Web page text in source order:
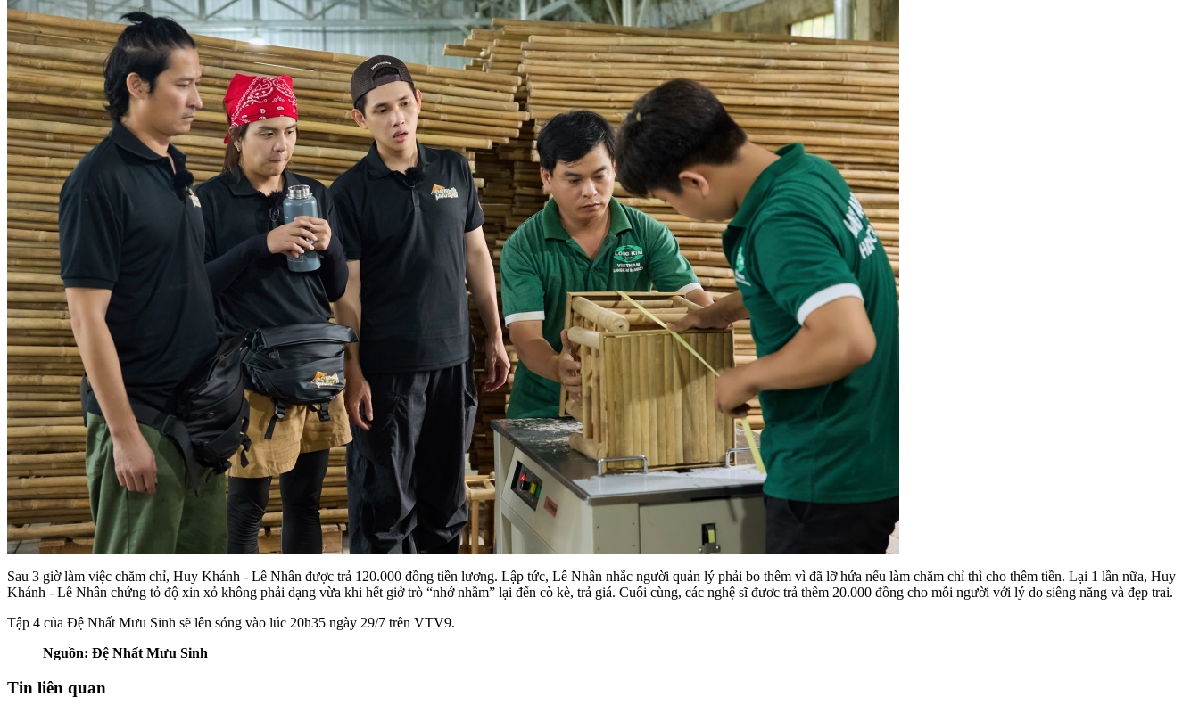
Sau 3 giờ làm việc chăm chỉ, Huy Khánh - Lê Nhân được trả 120.000 đồng tiền lương. Lập tức, Lê Nhân nhắc người quản lý phải bo thêm vì đã lỡ hứa nếu làm chăm chỉ thì cho thêm tiền. Lại 1 lần nữa, Huy
Khánh - Lê Nhân chứng tỏ độ xin xỏ không phải dạng vừa khi hết giở trò “nhớ nhầm” lại đến cò kè, trả giá. Cuối cùng, các nghệ sĩ đươc trả thêm 20.000 đồng cho mỗi người với lý do siêng năng và đẹp trai.
Tập 4 của Đệ Nhất Mưu Sinh sẽ lên sóng vào lúc 20h35 ngày 29/7 trên VTV9.
Nguồn: Đệ Nhất Mưu Sinh
Tin liên quan